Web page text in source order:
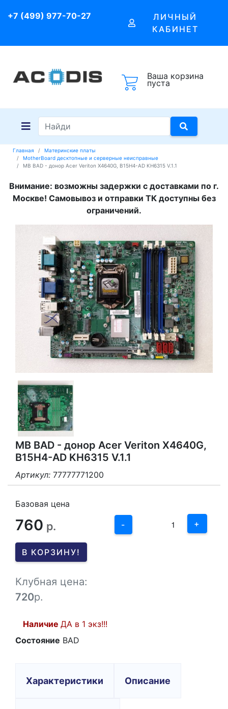
+7 (499) 977-70-27
ЛИЧНЫЙ
КАБИНЕТ
Ваша корзина
пуста
Главная
Материнские платы
MotherBoard десктопные и серверные неисправные
MB BAD - донор Acer Veriton X4640G, B15H4-AD KH6315 V.1.1
Внимание: возможны задержки с доставками по г.
Москве! Самовывоз и отправки ТК доступны без
ограничений.
MB BAD - донор Acer Veriton X4640G,
B15H4-AD KH6315 V.1.1
Артикул: 77777771200
Базовая цена
760 р. -
3
1
+
В КОРЗИНУ!
Клубная цена:
720р.
Наличие ДА в 1 экз!!!
Состояние BAD
Характеристики Описание